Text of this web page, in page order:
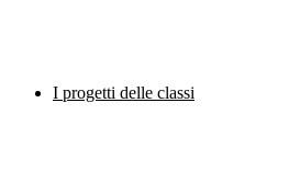
I progetti delle classi